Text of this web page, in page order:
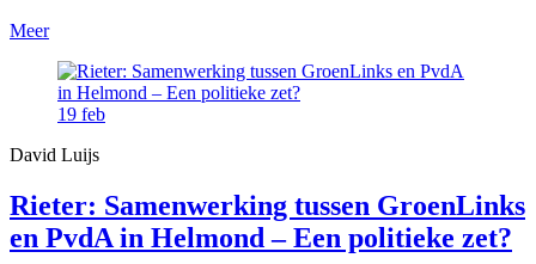
Meer
19 feb
David Luijs
Rieter: Samenwerking tussen GroenLinks
en PvdA in Helmond – Een politieke zet?